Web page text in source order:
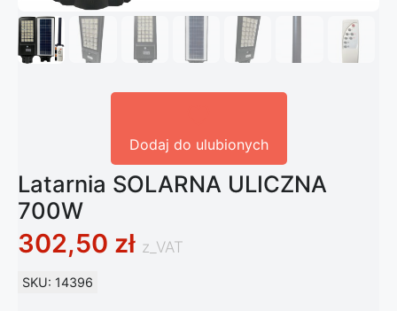
Dodaj do ulubionych
Latarnia SOLARNA ULICZNA
700W
302,50 zł z_VAT
SKU: 14396